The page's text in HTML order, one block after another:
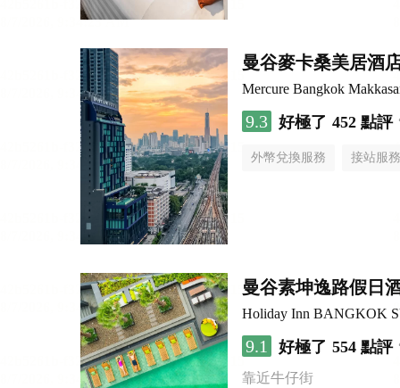
曼谷麥卡桑美居酒
Mercure Bangkok
9.3 好極了 452 點評
外幣兌換服務 接站服務
曼谷素坤逸路假日
Holiday Inn BANGKOK
9.1 好極了 554 點評
靠近牛仔街